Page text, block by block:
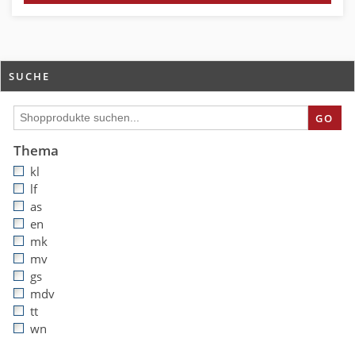
SUCHE
GO
Thema
kl
lf
as
en
mk
mv
gs
mdv
tt
wn